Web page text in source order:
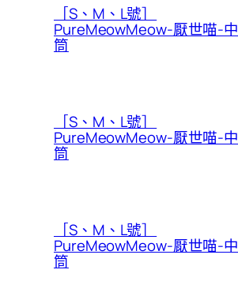
［S、M、L號］
PureMeowMeow-厭世喵-中
筒
［S、M、L號］
PureMeowMeow-厭世喵-中
筒
［S、M、L號］
PureMeowMeow-厭世喵-中
筒